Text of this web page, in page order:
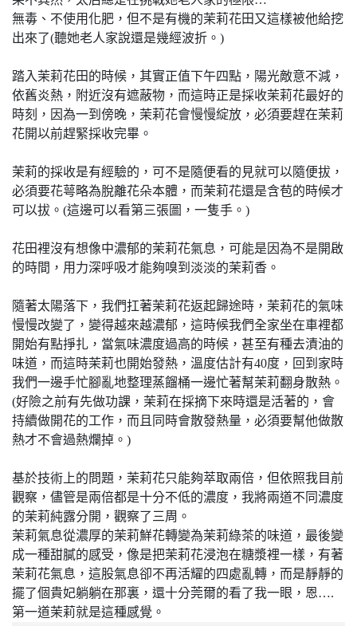
無毒、不使用化肥，但不是有機的茉莉花田又這樣被他給挖
出來了(聽她老人家說還是幾經波折。)
踏入茉莉花田的時候，其實正值下午四點，陽光敵意不減，
依舊炎熱，附近沒有遮蔽物，而這時正是採收茉莉花最好的
時刻，因為一到傍晚，茉莉花會慢慢綻放，必須要趕在茉莉
花開以前趕緊採收完畢。
茉莉的採收是有經驗的，可不是隨便看的見就可以隨便拔，
必須要花萼略為脫離花朵本體，而茉莉花還是含苞的時候才
可以拔。(這邊可以看第三張圖，一隻手。)
花田裡沒有想像中濃郁的茉莉花氣息，可能是因為不是開啟
的時間，用力深呼吸才能夠嗅到淡淡的茉莉香。
隨著太陽落下，我們扛著茉莉花返起歸途時，茉莉花的氣味
慢慢改變了，變得越來越濃郁，這時候我們全家坐在車裡都
開始有點掙扎，當氣味濃度過高的時候，甚至有種去漬油的
味道，而這時茉莉也開始發熱，溫度估計有40度，回到家時
我們一邊手忙腳亂地整理蒸餾桶一邊忙著幫茉莉翻身散熱。
(好險之前有先做功課，茉莉在採摘下來時還是活著的，會
持續做開花的工作，而且同時會散發熱量，必須要幫他做散
熱才不會過熱爛掉。)
基於技術上的問題，茉莉花只能夠萃取兩倍，但依照我目前
觀察，儘管是兩倍都是十分不低的濃度，我將兩道不同濃度
的茉莉純露分開，觀察了三周。
茉莉氣息從濃厚的茉莉鮮花轉變為茉莉綠茶的味道，最後變
成一種甜膩的感受，像是把茉莉花浸泡在糖漿裡一樣，有著
茉莉花氣息，這股氣息卻不再活耀的四處亂轉，而是靜靜的
擺了個貴妃躺躺在那裏，還十分莞爾的看了我一眼，恩….
第一道茉莉就是這種感覺。